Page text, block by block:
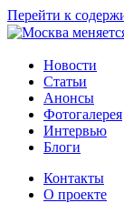
Перейти к
Новости
Статьи
Анонсы
Фотогалерея
Интервью
Блоги
Контакты
О проекте